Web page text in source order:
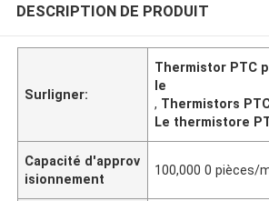
DESCRIPTION DE PRODUIT
Surligner:
Thermistor PTC
le
, Thermistors
Le thermistore
Capacité d'approv
isionnement
100,000 0 pièces/